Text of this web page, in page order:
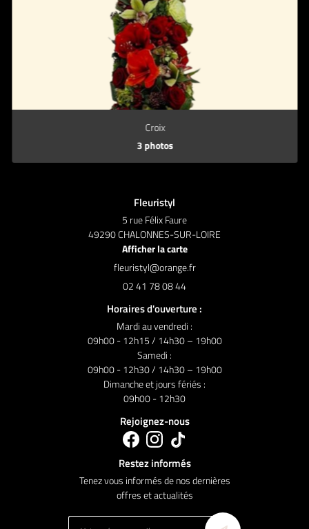
Croix
3 photos
Fleuristyl
5 rue Félix Faure
49290 CHALONNES-SUR-LOIRE
Afficher la carte
02 41 78 08 44
Horaires d'ouverture :
Mardi au vendredi :
09h00 - 12h15 / 14h30 – 19h00
Samedi :
09h00 - 12h30 / 14h30 – 19h00
Dimanche et jours fériés :
09h00 - 12h30
Rejoignez-nous
Restez informés
Tenez vous informés de nos dernières
offres et actualités